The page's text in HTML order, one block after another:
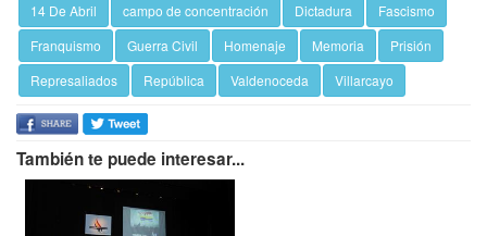
14 De Abril campo de concentración Dictadura
Fascismo
Franquismo
Guerra Civil Homenaje Memoria
Prisión
Represaliados
República Valdenoceda Villarcayo
También te puede interesar...